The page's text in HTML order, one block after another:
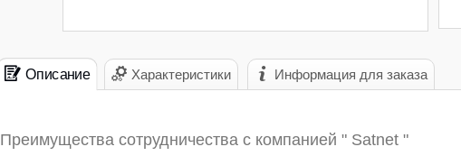
Описание Характеристики Информация для заказа
Преимущества сотрудничества с компанией " Satnet "